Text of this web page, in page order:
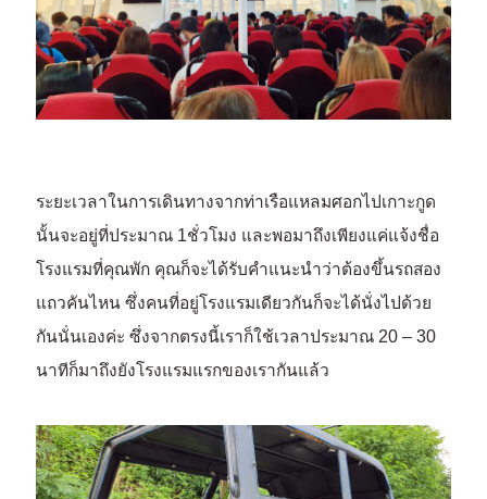
ระยะเวลาในการเดินทางจากท่าเรือแหลมศอกไปเกาะกูด
นั้นจะอยู่ที่ประมาณ 1ชั่วโมง และพอมาถึงเพียงแค่แจ้งชื่อ
โรงแรมที่คุณพัก คุณก็จะได้รับคำแนะนำว่าต้องขึ้นรถสอง
แถวคันไหน ซึ่งคนที่อยู่โรงแรมเดียวกันก็จะได้นั่งไปด้วย
กันนั่นเองค่ะ ซึ่งจากตรงนี้เราก็ใช้เวลาประมาณ 20 – 30
นาทีก็มาถึงยังโรงแรมแรกของเรากันแล้ว